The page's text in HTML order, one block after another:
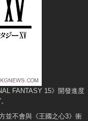
FANTASY 15》開發進度
並不會與《王國之心3》衝